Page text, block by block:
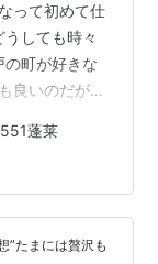
って初めて仕
しても時々
町が好きな
良いのだが、
西院）だっ
なった。学
乗っていると
思い立ち、西
に到着。ここ
551蓬莱
”たまには贅沢も